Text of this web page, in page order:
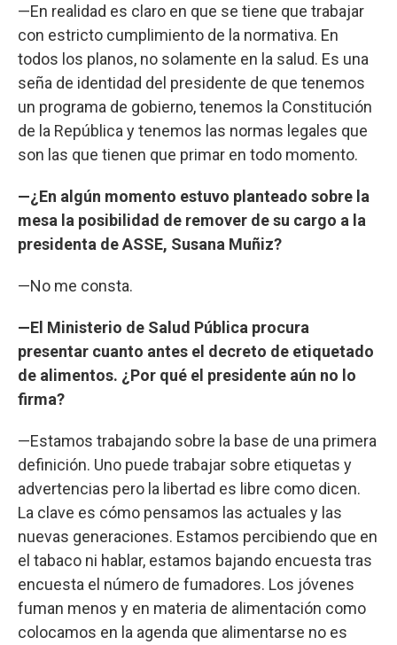
—En realidad es claro en que se tiene que trabajar
con estricto cumplimiento de la normativa. En
todos los planos, no solamente en la salud. Es una
seña de identidad del presidente de que tenemos
un programa de gobierno, tenemos la Constitución
de la República y tenemos las normas legales que
son las que tienen que primar en todo momento.
—¿En algún momento estuvo planteado sobre la
mesa la posibilidad de remover de su cargo a la
presidenta de ASSE, Susana Muñiz?
—No me consta.
—El Ministerio de Salud Pública procura
presentar cuanto antes el decreto de etiquetado
de alimentos. ¿Por qué el presidente aún no lo
firma?
—Estamos trabajando sobre la base de una primera
definición. Uno puede trabajar sobre etiquetas y
advertencias pero la libertad es libre como dicen.
La clave es cómo pensamos las actuales y las
nuevas generaciones. Estamos percibiendo que en
el tabaco ni hablar, estamos bajando encuesta tras
encuesta el número de fumadores. Los jóvenes
fuman menos y en materia de alimentación como
colocamos en la agenda que alimentarse no es